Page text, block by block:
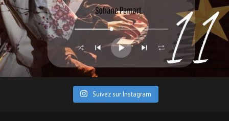
Suivez sur Instagram